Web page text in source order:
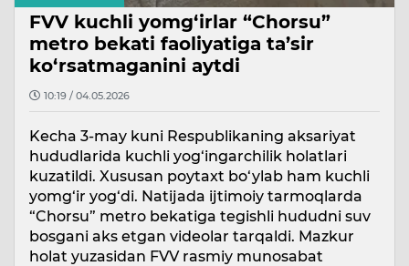
FVV kuchli yomg‘irlar “Chorsu”
metro bekati faoliyatiga ta’sir
ko‘rsatmaganini aytdi
10:19 / 04.05.2026
Kecha 3-may kuni Respublikaning aksariyat
hududlarida kuchli yog‘ingarchilik holatlari
kuzatildi. Xususan poytaxt bo‘ylab ham kuchli
yomg‘ir yog‘di. Natijada ijtimoiy tarmoqlarda
“Chorsu” metro bekatiga tegishli hududni suv
bosgani aks etgan videolar tarqaldi. Mazkur
holat yuzasidan FVV rasmiy munosabat